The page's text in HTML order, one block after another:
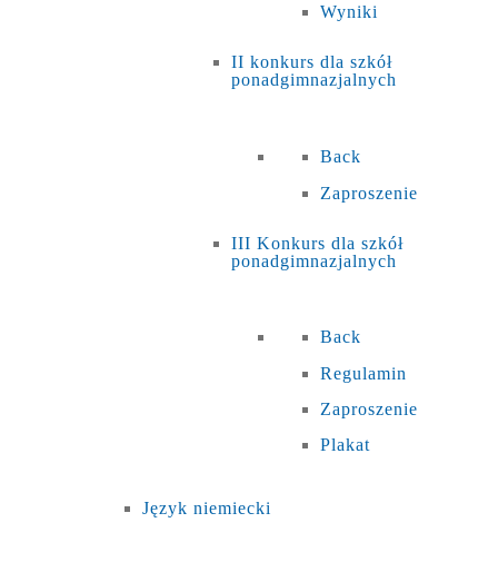
Wyniki
II konkurs dla szkół
ponadgimnazjalnych
Back
Zaproszenie
III Konkurs dla szkół
ponadgimnazjalnych
Back
Regulamin
Zaproszenie
Plakat
Język niemiecki